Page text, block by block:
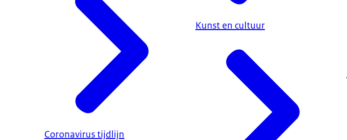
Coronavirus tijdlijn
Kunst en cultuur